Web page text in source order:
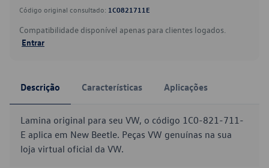
Código original consultado: 1C0821711E
Compatibilidade disponível apenas para clientes logados.
Entrar
Descrição Características Aplicações
Lamina original para seu VW, o código 1C0-821-711-
E aplica em New Beetle. Peças VW genuínas na sua
loja virtual oficial da VW.